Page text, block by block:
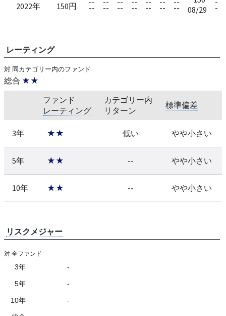
2022年 150円 -- -- -- -- -- -- --
08/29
--
レーティング
対 同カテゴリー内のファンド
総合 ★★
ファンド
レーティング
カテゴリー内
リターン
標準偏差
3年 ★★ 低い やや小さい
5年 ★★ -- やや小さい
10年 ★★ -- やや小さい
リスクメジャー
対 全ファンド
3年 -
5年 -
10年 -